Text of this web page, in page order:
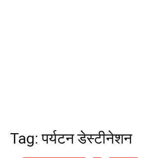
Tag:पर्यटन डेस्टीनेशन